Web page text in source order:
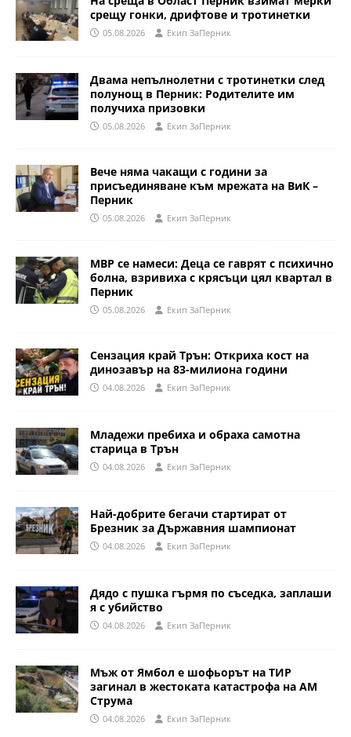
срещу гонки, дрифтове и тротинетки
05.08.2026 Eкип ЗаПерник
Двама непълнолетни с тротинетки след
полунощ в Перник: Родителите им
получиха призовки
05.08.2026 Eкип ЗаПерник
Вече няма чакащи с години за
присъединяване към мрежата на ВиК –
Перник
05.08.2026 Eкип ЗаПерник
МВР се намеси: Деца се гаврят с психично
болна, взривиха с крясъци цял квартал в
Перник
05.08.2026 Eкип ЗаПерник
Сензация край Трън: Откриха кост на
динозавър на 83-милиона години
04.08.2026 Eкип ЗаПерник
Младежи пребиха и обраха самотна
старица в Трън
04.08.2026 Eкип ЗаПерник
Най-добрите бегачи стартират от
Брезник за Държавния шампионат
04.08.2026 Eкип ЗаПерник
Дядо с пушка гърмя по съседка, заплаши
я с убийство
04.08.2026 Eкип ЗаПерник
Мъж от Ямбол е шофьорът на ТИР
загинал в жестоката катастрофа на АМ
Струма
04.08.2026 Eкип ЗаПерник